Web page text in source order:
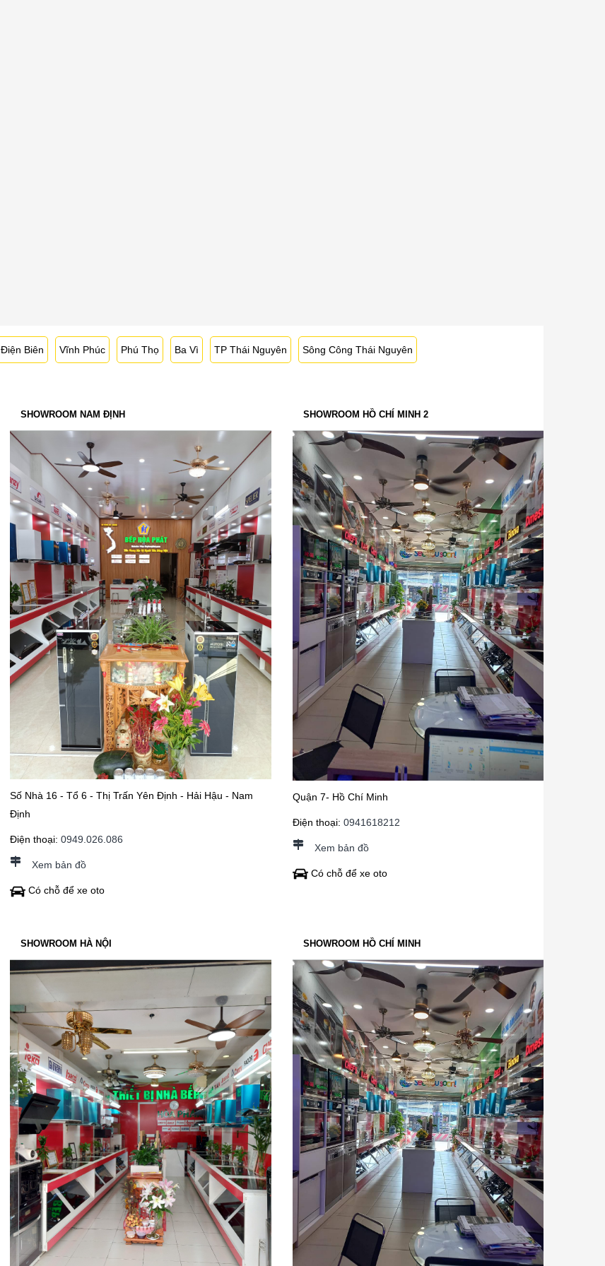
Điện Biên Vĩnh Phúc Phú Thọ Ba Vì TP Thái Nguyên Sông Công Thái Nguyên
SHOWROOM NAM ĐỊNH
Số Nhà 16 - Tổ 6 - Thị Trấn Yên Định - Hải Hậu - Nam
Định
Điện thoại: 0949.026.086
Xem bản đồ
Có chỗ để xe oto
SHOWROOM HỒ CHÍ MINH 2
Quận 7- Hồ Chí Minh
Điện thoại: 0941618212
Xem bản đồ
Có chỗ để xe oto
SHOWROOM HÀ NỘI SHOWROOM HỒ CHÍ MINH